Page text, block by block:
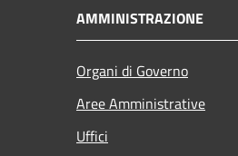
AMMINISTRAZIONE
Organi di Governo
Aree Amministrative
Uffici